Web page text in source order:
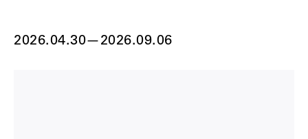
2026.04.30—2026.09.06